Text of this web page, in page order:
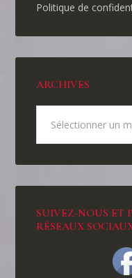
Politique de
ARCHIVES
SUIVEZ-NOUS ET
RÉSEAUX